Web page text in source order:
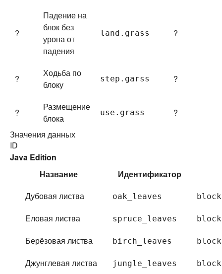
?
Падение на
блок без
урона от
падения
land. grass ?
?
Ходьба по
блоку
step. garss ?
?
Размещение
блока
use. grass
?
Значения данных
ID
Java Edition
Название
Идентификатор
Дубовая листва
oak_leaves
Еловая листва spruce_leaves
Берёзовая листва birch_leaves
Джунглевая листва jungle_leaves